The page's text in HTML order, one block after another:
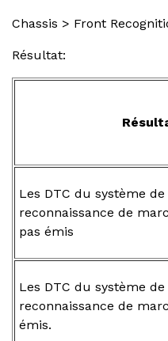
Chassis > Front
Résultat:
Les DTC du système
reconnaissance de
pas émis
Les DTC du système
reconnaissance de
émis.